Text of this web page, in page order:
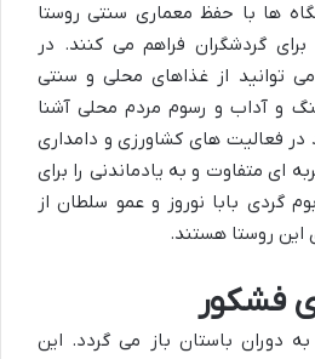
ها با حفظ معماری سنتی روستا
گردشگران فراهم می کنند. در
توانید از غذاهای محلی و سنتی
و آداب و رسوم مردم محلی آشنا
فعالیت های کشاورزی و دامداری
ای متفاوت و به یادماندنی را برای
گردی بابا نوروز و عمو سلطان از
این روستا هستند.
فشکور
دوران باستان باز می گردد. این